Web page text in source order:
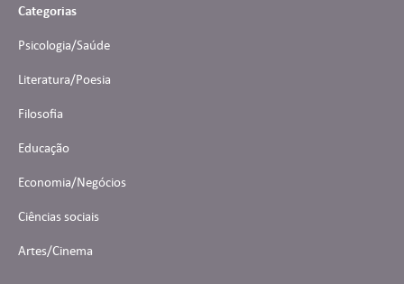
Categorias
Psicologia/Saúde
Literatura/Poesia
Filosofia
Educação
Economia/Negócios
Ciências sociais
Artes/Cinema